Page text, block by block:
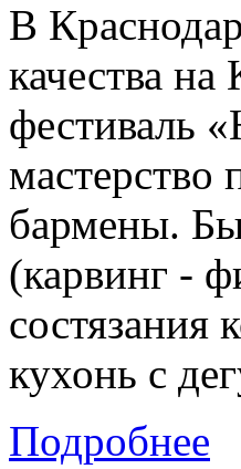
В
качества
фестиваль
мастерство
бармены.
(карвинг -
состязания
кухонь с
Подробнее